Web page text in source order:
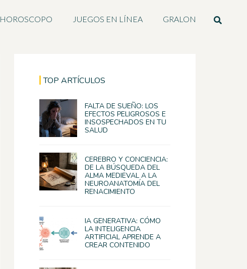
HOROSCOPO JUEGOS EN LÍNEA GRALON
TOP ARTÍCULOS
FALTA DE SUEÑO: LOS
EFECTOS PELIGROSOS E
INSOSPECHADOS EN TU
SALUD
CEREBRO Y CONCIENCIA:
DE LA BÚSQUEDA DEL
ALMA MEDIEVAL A LA
NEUROANATOMÍA DEL
RENACIMIENTO
IA GENERATIVA: CÓMO
LA INTELIGENCIA
ARTIFICIAL APRENDE A
CREAR CONTENIDO